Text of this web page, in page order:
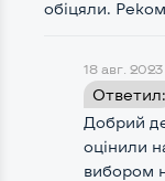
Удобство
Материал
Подсветка
обіцяли.
18 авг. 2023
Ответил:
Добрий
оцінили
вибором